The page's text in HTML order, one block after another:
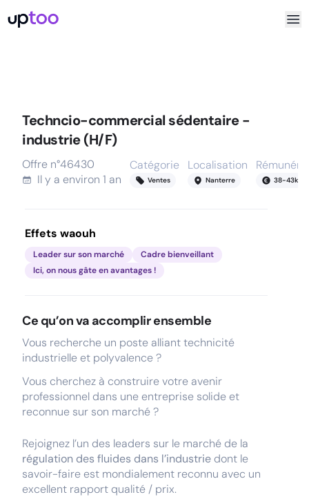
Techncio-commercial sédentaire -
industrie (H/F)
Offre n°46430
Il y a environ 1 an
Catégorie
Ventes
Localisation
Nanterre 38-43k
Effets waouh
Leader sur son marché
Cadre bienveillant
Ici, on nous gâte en avantages !
Ce qu’on va accomplir ensemble
Vous recherche un poste alliant technicité
industrielle et polyvalence ?
Vous cherchez à construire votre avenir
professionnel dans une entreprise solide et
reconnue sur son marché ?
Rejoignez l’un des leaders sur le marché de la
régulation des fluides dans l’industrie dont le
savoir-faire est mondialement reconnu avec un
excellent rapport qualité / prix.